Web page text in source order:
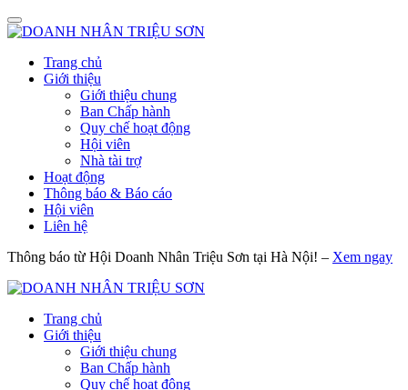
Trang chủ
Giới thiệu
Giới thiệu chung
Ban Chấp hành
Quy chế hoạt động
Hội viên
Nhà tài trợ
Hoạt động
Thông báo & Báo cáo
Hội viên
Liên hệ
Thông báo từ Hội Doanh Nhân Triệu Sơn tại Hà Nội! – Xem ngay
Trang chủ
Giới thiệu
Giới thiệu chung
Ban Chấp hành
Quy chế hoạt động